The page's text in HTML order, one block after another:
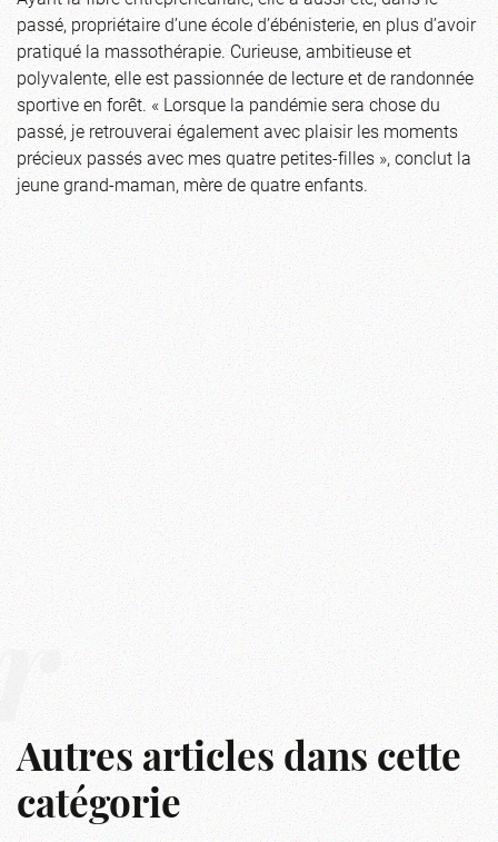
passé, propriétaire d’une école d’ébénisterie, en plus d’avoir
pratiqué la massothérapie. Curieuse, ambitieuse et
polyvalente, elle est passionnée de lecture et de randonnée
sportive en forêt. « Lorsque la pandémie sera chose du
passé, je retrouverai également avec plaisir les moments
précieux passés avec mes quatre petites-filles », conclut la
jeune grand-maman, mère de quatre enfants.
Autres articles dans cette
catégorie